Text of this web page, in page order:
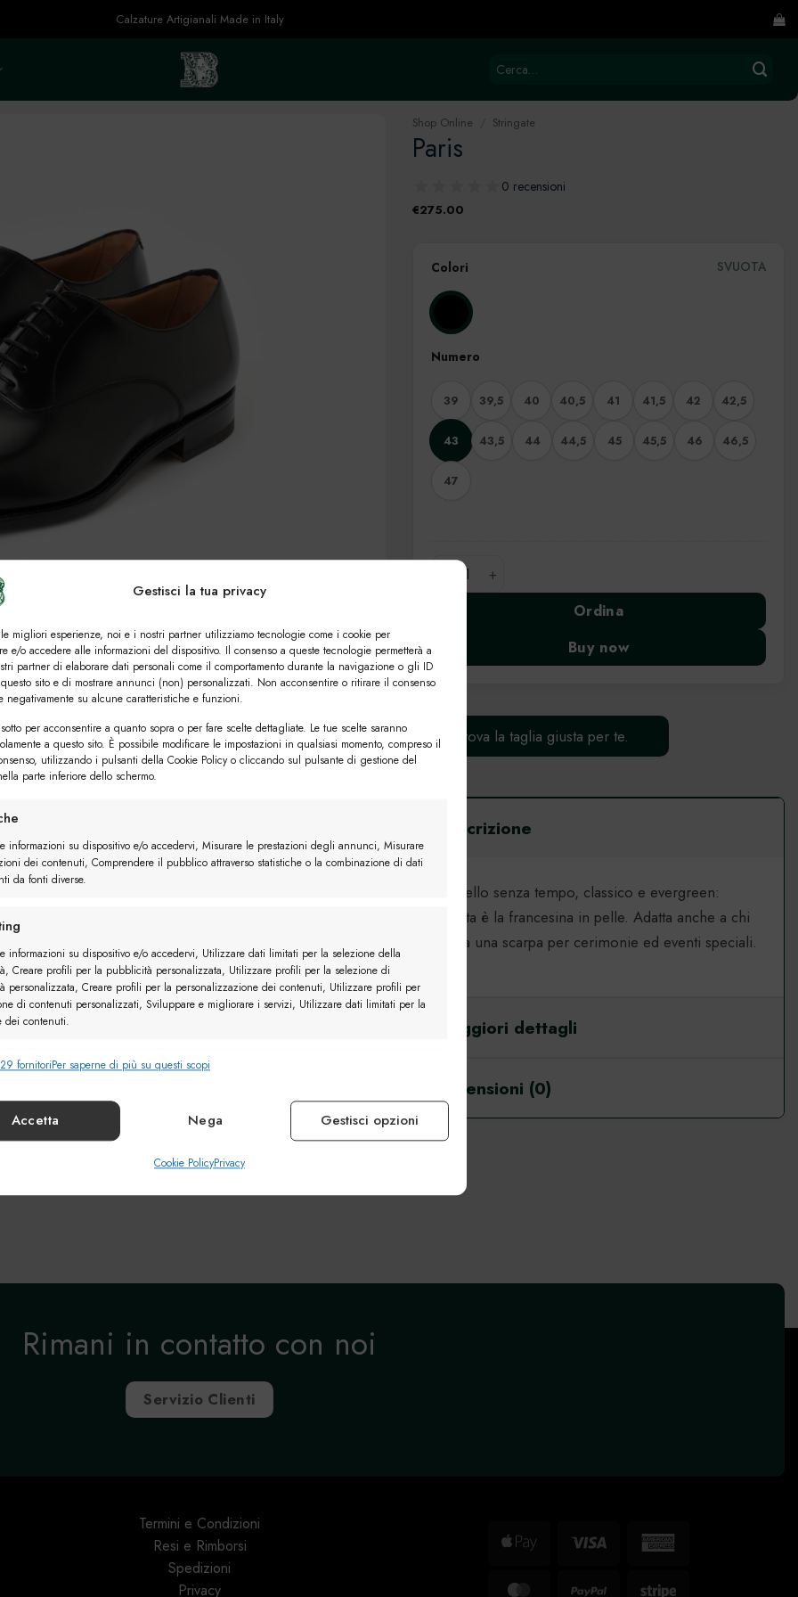
Gestisci la tua privacy
migliori esperienze, noi e i nostri partner utilizziamo tecnologie come i cookie per
e/o accedere alle informazioni del dispositivo. Il consenso a queste tecnologie permetterà a
partner di elaborare dati personali come il comportamento durante la navigazione o gli ID
sito e di mostrare annunci (non) personalizzati. Non acconsentire o ritirare il consenso
negativamente su alcune caratteristiche e funzioni.
per acconsentire a quanto sopra o per fare scelte dettagliate. Le tue scelte saranno
a questo sito. È possibile modificare le impostazioni in qualsiasi momento, compreso il
utilizzando i pulsanti della Cookie Policy o cliccando sul pulsante di gestione del
parte inferiore dello schermo.
informazioni su dispositivo e/o accedervi, Misurare le prestazioni degli annunci, Misurare
dei contenuti, Comprendere il pubblico attraverso statistiche o la combinazione di dati
da fonti diverse.
informazioni su dispositivo e/o accedervi, Utilizzare dati limitati per la selezione della
Creare profili per la pubblicità personalizzata, Utilizzare profili per la selezione di
personalizzata, Creare profili per la personalizzazione dei contenuti, Utilizzare profili per
di contenuti personalizzati, Sviluppare e migliorare i servizi, Utilizzare dati limitati per la
dei contenuti.
Identificare i dispositivi in base alle informazioni trasmesse automaticamente.
la sicurezza, prevenire e rilevare frodi, correggere
fornitoriPer saperne di più su questi scopi
Accetta Nega Gestisci opzioni
Cookie PolicyPrivacy
Calzature Artigianali Made in Italy
Cerca:
Mocassino Roma
England
Shop Online Stringate
Paris
0 recensioni
€275.00
Colori
Numero
39 39,5 40 40,5 41 41,5 42 42,5
43 43,5 44 44,5 45 45,5 46 46,5
47
SVUOTA
Paris quantità
Ordina
Buy now
Trova la taglia giusta per te.
Descrizione
Modello senza tempo, classico e evergreen:
questa è la francesina in pelle. Adatta anche a chi
cerca una scarpa per cerimonie ed eventi speciali.
Maggiori dettagli
Recensioni (0)
Rimani in contatto con noi
Servizio Clienti
Termini e Condizioni
Resi e Rimborsi
Spedizioni
Privacy
Apple
Visa
American